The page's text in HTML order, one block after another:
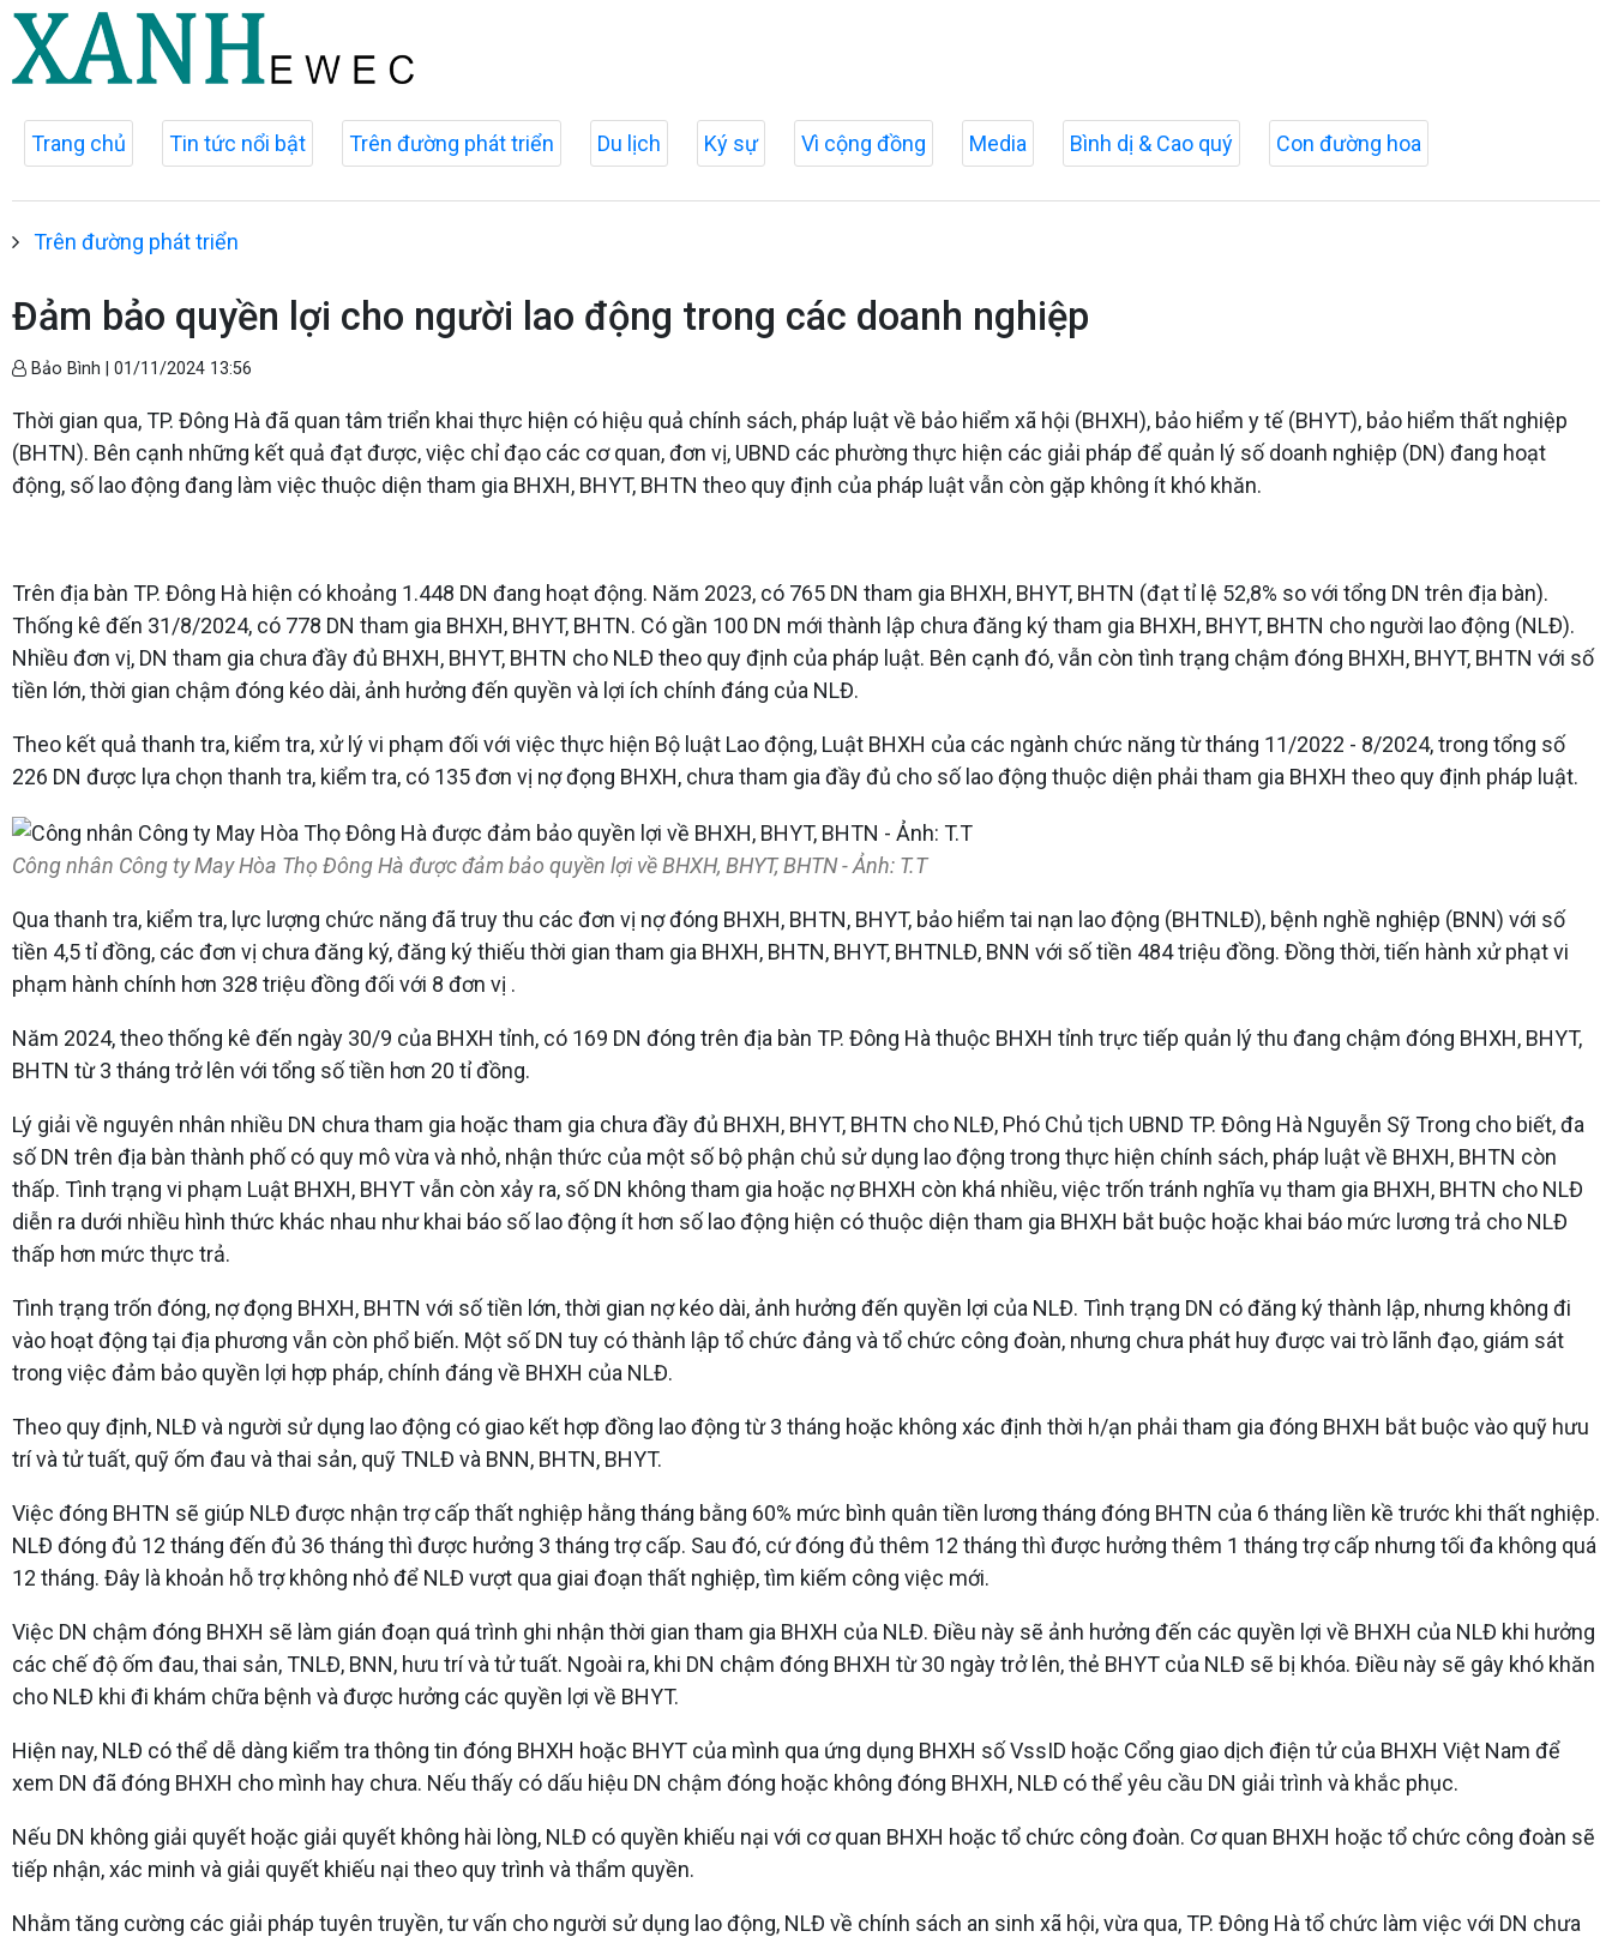
Trang chủ Tin tức nổi bật Trên đường phát triển Du lịch Ký sự Vì cộng đồng Media Bình dị & Cao quý Con đường hoa
Trên đường phát triển
Đảm bảo quyền lợi cho người lao động trong các doanh nghiệp
Bảo Bình | 01/11/2024 13:56
Thời gian qua, TP. Đông Hà đã quan tâm triển khai thực hiện có hiệu quả chính sách, pháp luật về bảo hiểm xã hội (BHXH), bảo hiểm y tế (BHYT), bảo hiểm thất nghiệp
(BHTN). Bên cạnh những kết quả đạt được, việc chỉ đạo các cơ quan, đơn vị, UBND các phường thực hiện các giải pháp để quản lý số doanh nghiệp (DN) đang hoạt
động, số lao động đang làm việc thuộc diện tham gia BHXH, BHYT, BHTN theo quy định của pháp luật vẫn còn gặp không ít khó khăn.
Trên địa bàn TP. Đông Hà hiện có khoảng 1.448 DN đang hoạt động. Năm 2023, có 765 DN tham gia BHXH, BHYT, BHTN (đạt tỉ lệ 52,8% so với tổng DN trên địa bàn).
Thống kê đến 31/8/2024, có 778 DN tham gia BHXH, BHYT, BHTN. Có gần 100 DN mới thành lập chưa đăng ký tham gia BHXH, BHYT, BHTN cho người lao động (NLĐ).
Nhiều đơn vị, DN tham gia chưa đầy đủ BHXH, BHYT, BHTN cho NLĐ theo quy định của pháp luật. Bên cạnh đó, vẫn còn tình trạng chậm đóng BHXH, BHYT, BHTN với số
tiền lớn, thời gian chậm đóng kéo dài, ảnh hưởng đến quyền và lợi ích chính đáng của NLĐ.
Theo kết quả thanh tra, kiểm tra, xử lý vi phạm đối với việc thực hiện Bộ luật Lao động, Luật BHXH của các ngành chức năng từ tháng 11/2022 - 8/2024, trong tổng số
226 DN được lựa chọn thanh tra, kiểm tra, có 135 đơn vị nợ đọng BHXH, chưa tham gia đầy đủ cho số lao động thuộc diện phải tham gia BHXH theo quy định pháp luật.
Công nhân Công ty May Hòa Thọ Đông Hà được đảm bảo quyền lợi về BHXH, BHYT, BHTN - Ảnh: T.T
Qua thanh tra, kiểm tra, lực lượng chức năng đã truy thu các đơn vị nợ đóng BHXH, BHTN, BHYT, bảo hiểm tai nạn lao động (BHTNLĐ), bệnh nghề nghiệp (BNN) với số
tiền 4,5 tỉ đồng, các đơn vị chưa đăng ký, đăng ký thiếu thời gian tham gia BHXH, BHTN, BHYT, BHTNLĐ, BNN với số tiền 484 triệu đồng. Đồng thời, tiến hành xử phạt vi
phạm hành chính hơn 328 triệu đồng đối với 8 đơn vị .
Năm 2024, theo thống kê đến ngày 30/9 của BHXH tỉnh, có 169 DN đóng trên địa bàn TP. Đông Hà thuộc BHXH tỉnh trực tiếp quản lý thu đang chậm đóng BHXH, BHYT,
BHTN từ 3 tháng trở lên với tổng số tiền hơn 20 tỉ đồng.
Lý giải về nguyên nhân nhiều DN chưa tham gia hoặc tham gia chưa đầy đủ BHXH, BHYT, BHTN cho NLĐ, Phó Chủ tịch UBND TP. Đông Hà Nguyễn Sỹ Trong cho biết, đa
số DN trên địa bàn thành phố có quy mô vừa và nhỏ, nhận thức của một số bộ phận chủ sử dụng lao động trong thực hiện chính sách, pháp luật về BHXH, BHTN còn
thấp. Tình trạng vi phạm Luật BHXH, BHYT vẫn còn xảy ra, số DN không tham gia hoặc nợ BHXH còn khá nhiều, việc trốn tránh nghĩa vụ tham gia BHXH, BHTN cho NLĐ
diễn ra dưới nhiều hình thức khác nhau như khai báo số lao động ít hơn số lao động hiện có thuộc diện tham gia BHXH bắt buộc hoặc khai báo mức lương trả cho NLĐ
thấp hơn mức thực trả.
Tình trạng trốn đóng, nợ đọng BHXH, BHTN với số tiền lớn, thời gian nợ kéo dài, ảnh hưởng đến quyền lợi của NLĐ. Tình trạng DN có đăng ký thành lập, nhưng không đi
vào hoạt động tại địa phương vẫn còn phổ biến. Một số DN tuy có thành lập tổ chức đảng và tổ chức công đoàn, nhưng chưa phát huy được vai trò lãnh đạo, giám sát
trong việc đảm bảo quyền lợi hợp pháp, chính đáng về BHXH của NLĐ.
Theo quy định, NLĐ và người sử dụng lao động có giao kết hợp đồng lao động từ 3 tháng hoặc không xác định thời h/ạn phải tham gia đóng BHXH bắt buộc vào quỹ hưu
trí và tử tuất, quỹ ốm đau và thai sản, quỹ TNLĐ và BNN, BHTN, BHYT.
Việc đóng BHTN sẽ giúp NLĐ được nhận trợ cấp thất nghiệp hằng tháng bằng 60% mức bình quân tiền lương tháng đóng BHTN của 6 tháng liền kề trước khi thất nghiệp.
NLĐ đóng đủ 12 tháng đến đủ 36 tháng thì được hưởng 3 tháng trợ cấp. Sau đó, cứ đóng đủ thêm 12 tháng thì được hưởng thêm 1 tháng trợ cấp nhưng tối đa không quá
12 tháng. Đây là khoản hỗ trợ không nhỏ để NLĐ vượt qua giai đoạn thất nghiệp, tìm kiếm công việc mới.
Việc DN chậm đóng BHXH sẽ làm gián đoạn quá trình ghi nhận thời gian tham gia BHXH của NLĐ. Điều này sẽ ảnh hưởng đến các quyền lợi về BHXH của NLĐ khi hưởng
các chế độ ốm đau, thai sản, TNLĐ, BNN, hưu trí và tử tuất. Ngoài ra, khi DN chậm đóng BHXH từ 30 ngày trở lên, thẻ BHYT của NLĐ sẽ bị khóa. Điều này sẽ gây khó khăn
cho NLĐ khi đi khám chữa bệnh và được hưởng các quyền lợi về BHYT.
Hiện nay, NLĐ có thể dễ dàng kiểm tra thông tin đóng BHXH hoặc BHYT của mình qua ứng dụng BHXH số VssID hoặc Cổng giao dịch điện tử của BHXH Việt Nam để
xem DN đã đóng BHXH cho mình hay chưa. Nếu thấy có dấu hiệu DN chậm đóng hoặc không đóng BHXH, NLĐ có thể yêu cầu DN giải trình và khắc phục.
Nếu DN không giải quyết hoặc giải quyết không hài lòng, NLĐ có quyền khiếu nại với cơ quan BHXH hoặc tổ chức công đoàn. Cơ quan BHXH hoặc tổ chức công đoàn sẽ
tiếp nhận, xác minh và giải quyết khiếu nại theo quy trình và thẩm quyền.
Nhằm tăng cường các giải pháp tuyên truyền, tư vấn cho người sử dụng lao động, NLĐ về chính sách an sinh xã hội, vừa qua, TP. Đông Hà tổ chức làm việc với DN chưa